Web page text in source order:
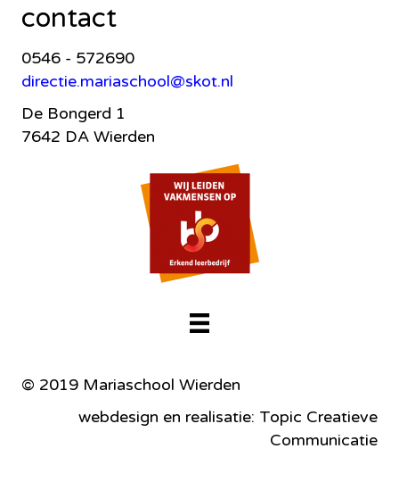
contact
0546 - 572690
directie.mariaschool@skot.nl
De Bongerd 1
7642 DA Wierden
© 2019 Mariaschool Wierden
webdesign en realisatie: Topic Creatieve
Communicatie